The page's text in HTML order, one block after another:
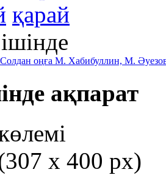
ақпарат
x 400 px)